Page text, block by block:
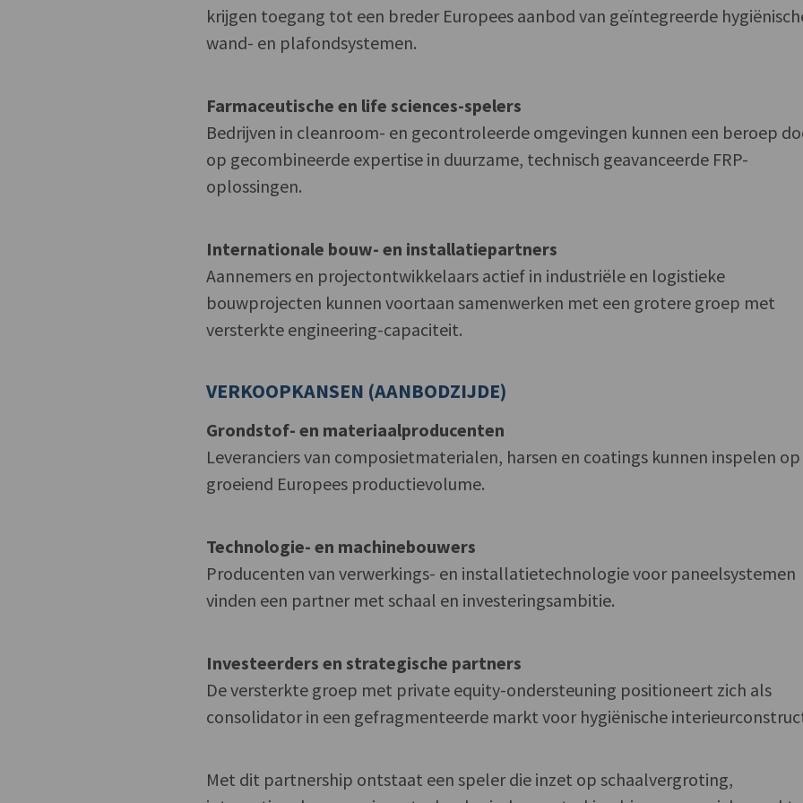
krijgen toegang tot een breder Europees aanbod van geïntegreerde
wand- en plafondsystemen.
Farmaceutische en life sciences-spelers
Bedrijven in cleanroom- en gecontroleerde omgevingen kunnen een beroep
op gecombineerde expertise in duurzame, technisch geavanceerde FRP-
oplossingen.
Internationale bouw- en installatiepartners
Aannemers en projectontwikkelaars actief in industriële en logistieke
bouwprojecten kunnen voortaan samenwerken met een grotere groep met
versterkte engineering-capaciteit.
VERKOOPKANSEN (AANBODZIJDE)
Grondstof- en materiaalproducenten
Leveranciers van composietmaterialen, harsen en coatings kunnen inspelen
groeiend Europees productievolume.
Technologie- en machinebouwers
Producenten van verwerkings- en installatietechnologie voor paneelsystemen
vinden een partner met schaal en investeringsambitie.
Investeerders en strategische partners
De versterkte groep met private equity-ondersteuning positioneert zich als
consolidator in een gefragmenteerde markt voor hygiënische
Met dit partnership ontstaat een speler die inzet op schaalvergroting,